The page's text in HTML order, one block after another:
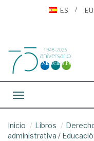
ES
Toggle navigation
Inicio Libros
administrativa /